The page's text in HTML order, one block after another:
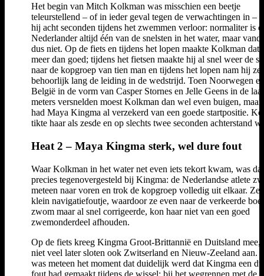
Het begin van Mitch Kolkman was misschien een beetje
teleurstellend – of in ieder geval tegen de verwachtingen in –
hij acht seconden tijdens het zwemmen verloor: normaliter is
Nederlander altijd één van de snelsten in het water, maar
dus niet. Op de fiets en tijdens het lopen maakte Kolkman dat
meer dan goed; tijdens het fietsen maakte hij al snel weer de
naar de kopgroep van tien man en tijdens het lopen nam hij
behoorlijk lang de leiding in de wedstrijd. Toen Noorwegen en
België in de vorm van Casper Stornes en Jelle Geens in de
meters versnelden moest Kolkman dan wel even buigen,
had Maya Kingma al verzekerd van een goede startpositie.
tikte haar als zesde en op slechts twee seconden achterstand
Heat 2 – Maya Kingma sterk, wel dure fout
Waar Kolkman in het water net even iets tekort kwam, was dat
precies tegenovergesteld bij Kingma: de Nederlandse atlete
meteen naar voren en trok de kopgroep volledig uit elkaar.
klein navigatiefoutje, waardoor ze even naar de verkeerde boei
zwom maar al snel corrigeerde, kon haar niet van een goed
zwemonderdeel afhouden.
Op de fiets kreeg Kingma Groot-Brittannië en Duitsland mee,
niet veel later sloten ook Zwitserland en Nieuw-Zeeland aan.
was meteen het moment dat duidelijk werd dat Kingma een
fout had gemaakt tijdens de wissel: bij het wegrennen met de